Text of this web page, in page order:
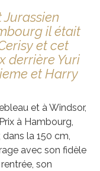
il était
et cet
derrière Yuri
et Harry
et à Windsor,
à Hambourg,
la 150 cm,
avec son fidèle
son